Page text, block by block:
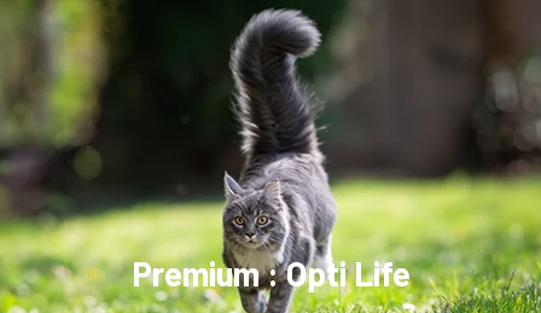
Premium : Opti Life​